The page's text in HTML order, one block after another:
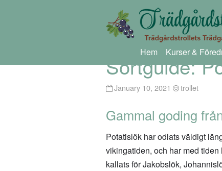
Hem Kurser &
Sortguide:
January 10, 2021 trollet
Gammal goding
Potatislök har odlats väldigt
vikingatiden, och har med
kallats för Jakobslök,